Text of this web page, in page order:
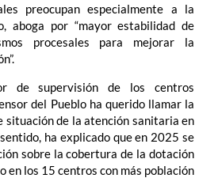
preocupan especialmente a la
aboga por “mayor estabilidad de
procesales para mejorar la
de supervisión de los centros
del Pueblo ha querido llamar la
situación de la atención sanitaria en
ha explicado que en 2025 se
sobre la cobertura de la dotación
en los 15 centros con más población